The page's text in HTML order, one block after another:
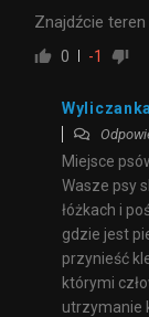
Znajdźcie
0 -1
Wyliczanka
Miejsce
Wasze psy
łóżkach i
gdzie jest
przynieść
którymi
utrzymanie